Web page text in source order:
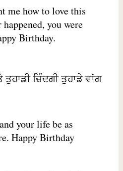
me how to love this
you were
Birthday.
ਜ਼ਿੰਦਗੀ ਤੁਹਾਡੇ ਵਾਂਗ
your life be as
Happy Birthday